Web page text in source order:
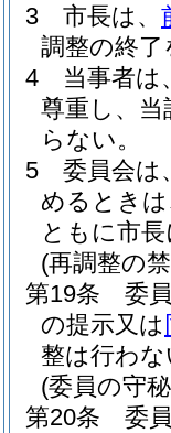
3
市長は、
調整の終
4
当事者は
尊重し、
らない。
5
委員会は
めるとき
ともに市
(再調整の
第19条
委
の提示又は
整は行わ
(委員の守
第20条
委